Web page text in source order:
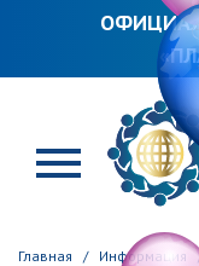
Главная Информация